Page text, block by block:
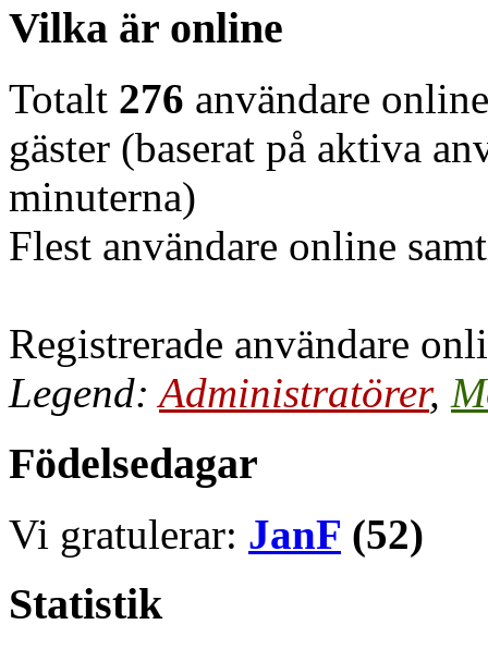
Vilka är online
Totalt 276 användare
gäster (baserat på aktiva
minuterna)
Flest användare online
Registrerade användare
Legend:Administratörer,
Födelsedagar
Vi gratulerar: JanF (52)
Statistik